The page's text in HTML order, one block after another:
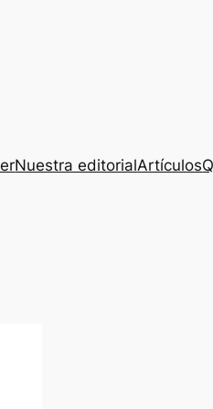
Nuestra editorialArtículos